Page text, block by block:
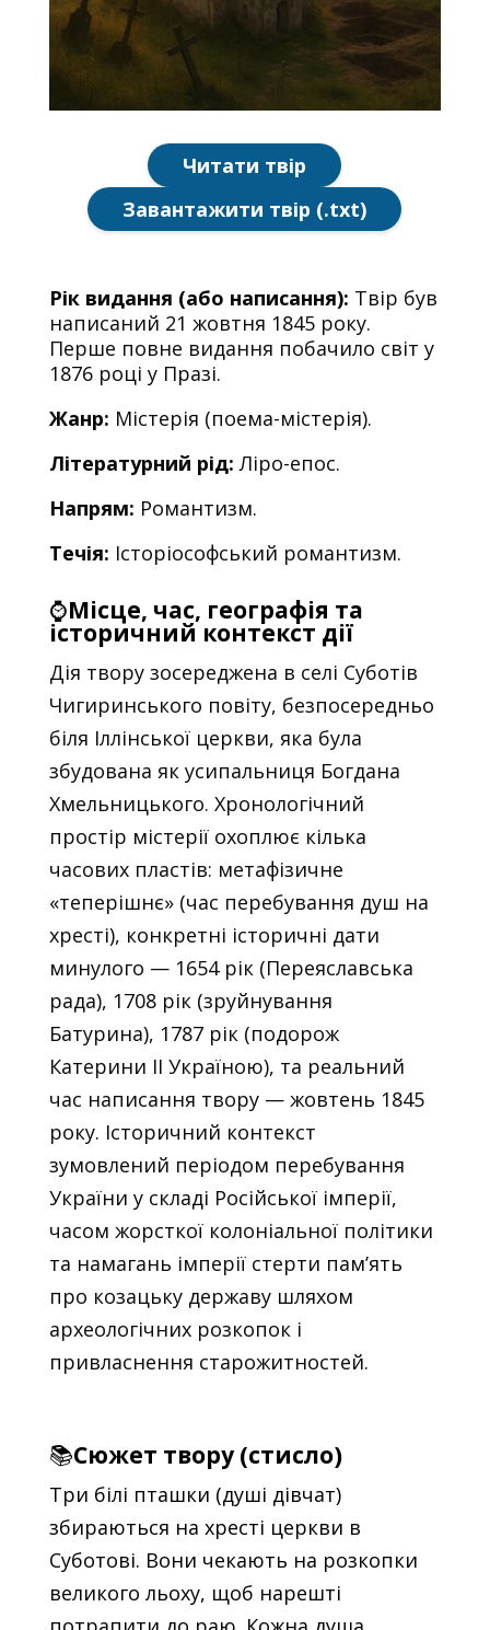
Читати твір
Завантажити твір (.txt)
Рік видання (або написання): Твір був
написаний 21 жовтня 1845 року.
Перше повне видання побачило світ у
1876 році у Празі.
Жанр: Містерія (поема-містерія).
Літературний рід: Ліро-епос.
Напрям: Романтизм.
Течія: Історіософський романтизм.
⌚Місце, час, географія та
історичний контекст дії
Дія твору зосереджена в селі Суботів
Чигиринського повіту, безпосередньо
біля Іллінської церкви, яка була
збудована як усипальниця Богдана
Хмельницького. Хронологічний
простір містерії охоплює кілька
часових пластів: метафізичне
«теперішнє» (час перебування душ на
хресті), конкретні історичні дати
минулого — 1654 рік (Переяславська
рада), 1708 рік (зруйнування
Батурина), 1787 рік (подорож
Катерини ІІ Україною), та реальний
час написання твору — жовтень 1845
року. Історичний контекст
зумовлений періодом перебування
України у складі Російської імперії,
часом жорсткої колоніальної політики
та намагань імперії стерти пам’ять
про козацьку державу шляхом
археологічних розкопок і
привласнення старожитностей.
📚Сюжет твору (стисло)
Три білі пташки (душі дівчат)
збираються на хресті церкви в
Суботові. Вони чекають на розкопки
великого льоху, щоб нарешті